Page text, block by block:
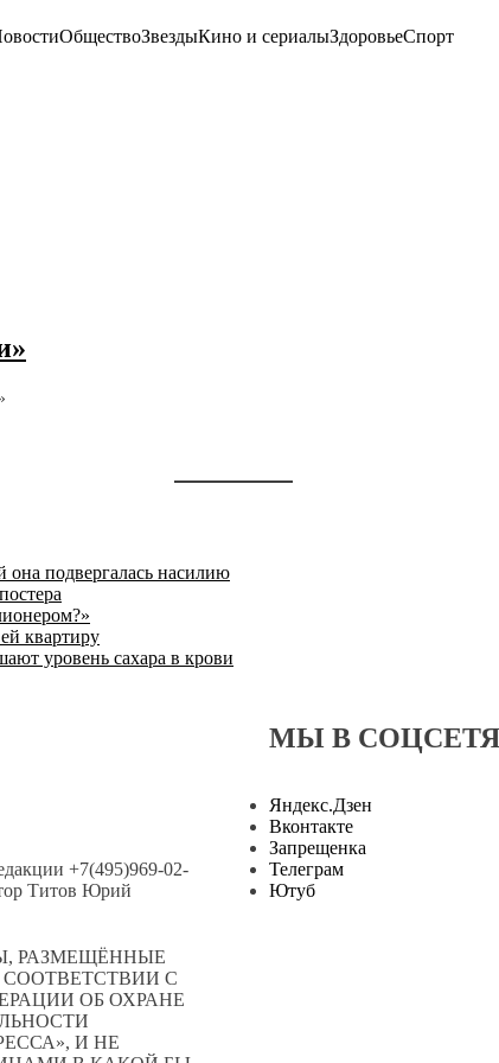
ОбществоЗвездыКино и сериалыЗдоровьеСпорт
она подвергалась насилию
квартиру
уровень сахара в крови
+7(495)969-02-
Титов Юрий
РАЗМЕЩЁННЫЕ
СООТВЕТСТВИИ С
ОБ ОХРАНЕ
И НЕ
МЫ В
Яндекс.Дзен
Вконтакте
Запрещенка
Телеграм
Ютуб